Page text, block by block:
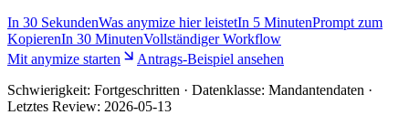
In 30 SekundenWas anymize hier leistetIn 5 MinutenPrompt zum
KopierenIn 30 MinutenVollständiger Workflow
Mit anymize starten
Antrags-Beispiel ansehen
Schwierigkeit: Fortgeschritten · Datenklasse: Mandantendaten ·
Letztes Review: 2026-05-13